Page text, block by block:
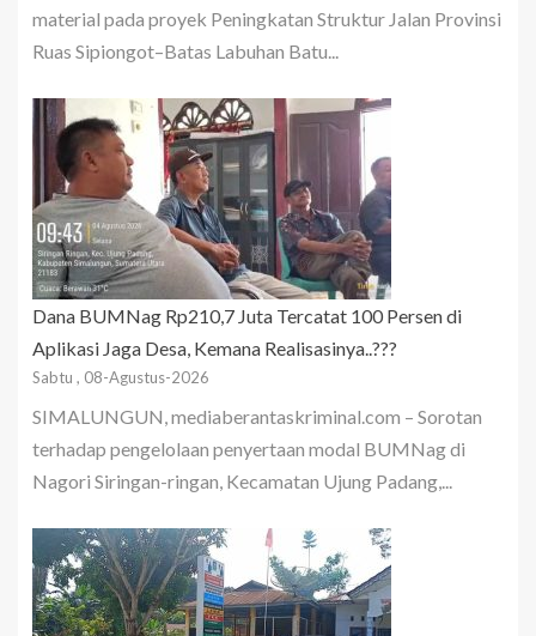
material pada proyek Peningkatan Struktur Jalan Provinsi
Ruas Sipiongot–Batas Labuhan Batu...
Dana BUMNag Rp210,7 Juta Tercatat 100 Persen di
Aplikasi Jaga Desa, Kemana Realisasinya..???
Sabtu , 08-Agustus-2026
SIMALUNGUN, mediaberantaskriminal.com – Sorotan
terhadap pengelolaan penyertaan modal BUMNag di
Nagori Siringan-ringan, Kecamatan Ujung Padang,...